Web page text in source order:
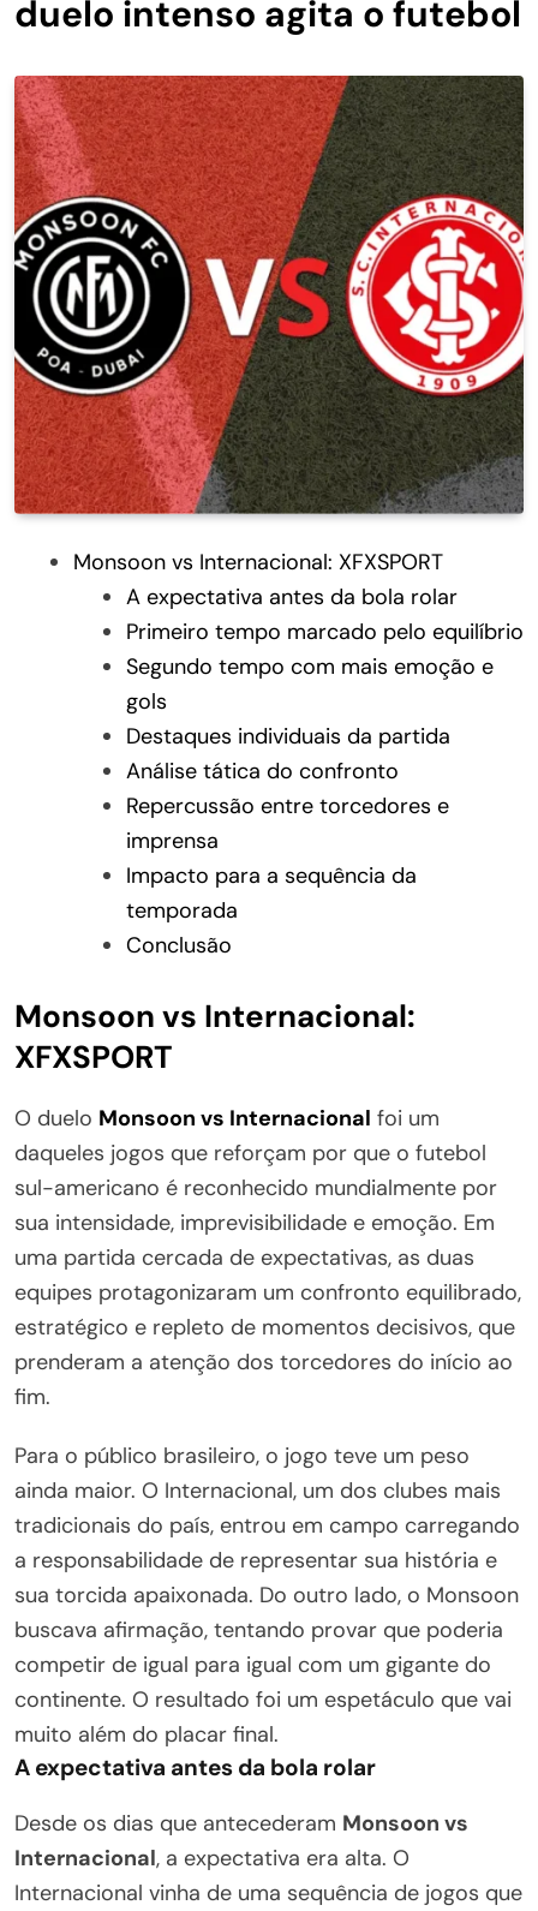
duelo intenso agita o futebol
Monsoon vs Internacional: XFXSPORT
A expectativa antes da bola rolar
Primeiro tempo marcado pelo equilíbrio
Segundo tempo com mais emoção e
gols
Destaques individuais da partida
Análise tática do confronto
Repercussão entre torcedores e
imprensa
Impacto para a sequência da
temporada
Conclusão
Monsoon vs Internacional:
XFXSPORT
O duelo Monsoon vs Internacional foi um
daqueles jogos que reforçam por que o futebol
sul-americano é reconhecido mundialmente por
sua intensidade, imprevisibilidade e emoção. Em
uma partida cercada de expectativas, as duas
equipes protagonizaram um confronto equilibrado,
estratégico e repleto de momentos decisivos, que
prenderam a atenção dos torcedores do início ao
fim.
Para o público brasileiro, o jogo teve um peso
ainda maior. O Internacional, um dos clubes mais
tradicionais do país, entrou em campo carregando
a responsabilidade de representar sua história e
sua torcida apaixonada. Do outro lado, o Monsoon
buscava afirmação, tentando provar que poderia
competir de igual para igual com um gigante do
continente. O resultado foi um espetáculo que vai
muito além do placar final.
A expectativa antes da bola rolar
Desde os dias que antecederam Monsoon vs
Internacional, a expectativa era alta. O
Internacional vinha de uma sequência de jogos que